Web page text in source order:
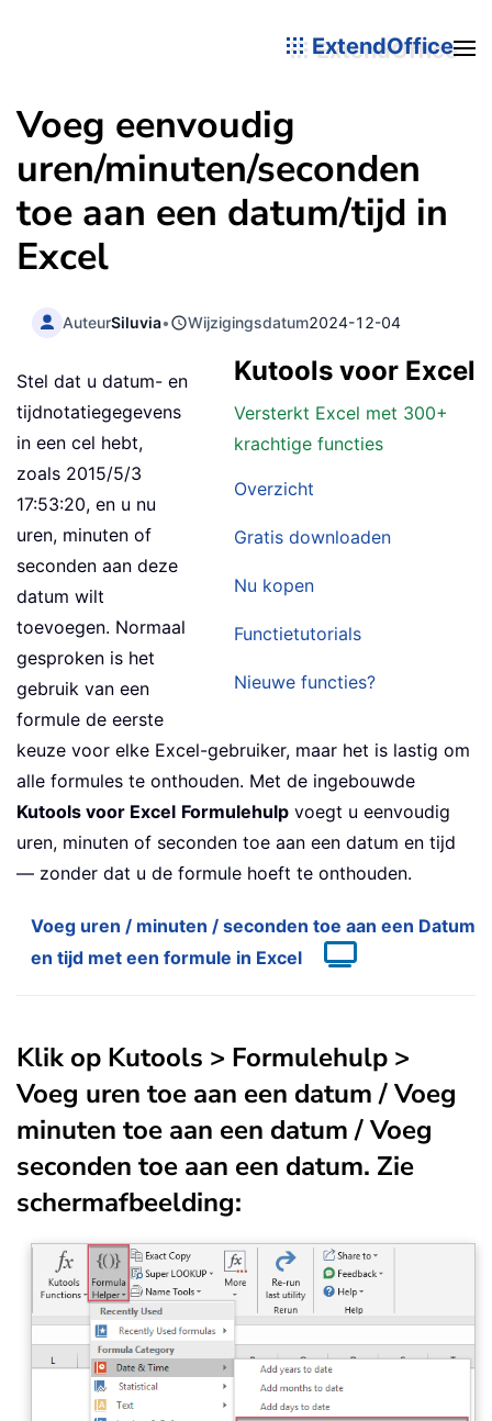
ExtendOffice
Voeg eenvoudig
uren/minuten/seconden
toe aan een datum/tijd in
Excel
AuteurSiluvia• Wijzigingsdatum2024-12-04
Kutools voor Excel
Versterkt Excel met 300+
krachtige functies
Overzicht
Gratis downloaden
Nu kopen
Functietutorials
Nieuwe functies?
Stel dat u datum- en
tijdnotatiegegevens
in een cel hebt,
zoals 2015/5/3
17:53:20, en u nu
uren, minuten of
seconden aan deze
datum wilt
toevoegen. Normaal
gesproken is het
gebruik van een
formule de eerste
keuze voor elke Excel-gebruiker, maar het is lastig om
alle formules te onthouden. Met de ingebouwde
Kutools voor Excel Formulehulp voegt u eenvoudig
uren, minuten of seconden toe aan een datum en tijd
— zonder dat u de formule hoeft te onthouden.
Voeg uren / minuten / seconden toe aan een Datum
en tijd met een formule in Excel
Klik op Kutools > Formulehulp >
Voeg uren toe aan een datum/Voeg
minuten toe aan een datum/Voeg
seconden toe aan een datum. Zie
schermafbeelding: